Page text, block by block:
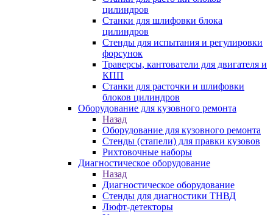
цилиндров
Станки для шлифовки блока
цилиндров
Стенды для испытания и регулировки
форсунок
Траверсы, кантователи для двигателя и
КПП
Станки для расточки и шлифовки
блоков цилиндров
Оборудование для кузовного ремонта
Назад
Оборудование для кузовного ремонта
Стенды (стапели) для правки кузовов
Рихтовочные наборы
Диагностическое оборудование
Назад
Диагностическое оборудование
Стенды для диагностики ТНВД
Люфт-детекторы